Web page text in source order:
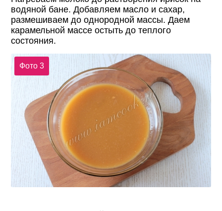
водяной бане. Добавляем масло и сахар,
размешиваем до однородной массы. Даем
карамельной массе остыть до теплого
состояния.
Фото 3